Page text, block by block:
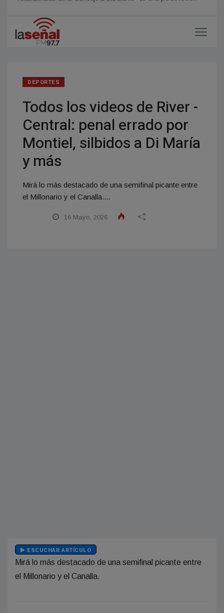
política” dijo Eraso
gustaría ser nuevamente presidente”
DEPORTES
Todos los videos de River -
Central: penal errado por
Montiel, silbidos a Di María
y más
Mirá lo más destacado de una semifinal picante entre
el Millonario y el Canalla....
16 Mayo, 2026
ESCUCHAR ARTÍCULO
Mirá lo más destacado de una semifinal picante entre
el Millonario y el Canalla.